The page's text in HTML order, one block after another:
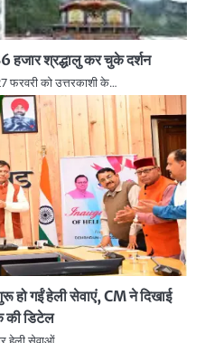
हजार श्रद्धालु कर चुके दर्शन
फरवरी को उत्तरकाशी के…
गईं हेली सेवाएं, CM ने दिखाई
की डिटेल